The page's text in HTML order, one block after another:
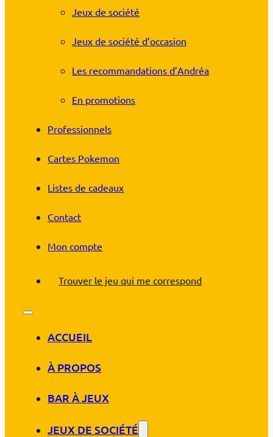
Jeux de société
Jeux de société d’occasion
Les recommandations d’Andréa
En promotions
Professionnels
Cartes Pokemon
Listes de cadeaux
Contact
Mon compte
Trouver le jeu qui me correspond
ACCUEIL
À PROPOS
BAR À JEUX
JEUX DE SOCIÉTÉ